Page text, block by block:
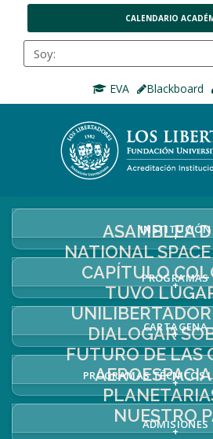
CALENDARIO
EVA Blackboard
INSTITUCIÓN
+
PROGRAMAS
+
CARTAGENA
+
PROGRAMAS TÉCNICOS
+
ADMISIONES
+
ASAMBLEA
NATIONAL
CAPÍTULO
TUVO
DIALOGAR
FUTURO DE LAS
NUESTRO